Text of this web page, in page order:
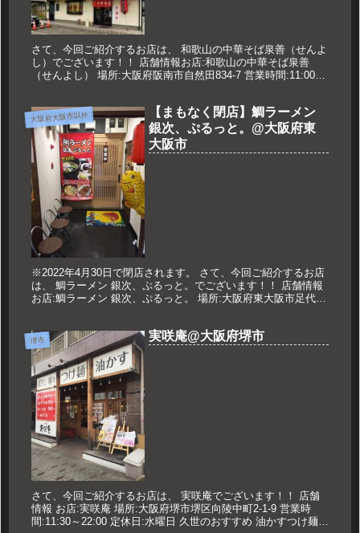
さて、今回ご紹介するお店は、 和歌山の中華そば泉善（せんよ
し）でございます！！ 店舗情報お店:和歌山の中華そば泉善
（せんよし） 場所:大阪府阪南市自然田834-7 営業時間:11:00～
大阪府大阪市以外
【まもなく閉店】鯛ラーメン
銀次、ぷるっと。@大阪府東
大阪市
※2022年4月30日で閉店されます。 さて、今回ご紹介するお店
は、 鯛ラーメン 銀次、ぷるっと。でございます！！ 店舗情報
お店:鯛ラーメン 銀次、ぷるっと。 場所:大阪府東大阪市足代北
堺市 実咲庵@大阪府堺市
さて、今回ご紹介するお店は、 実咲庵でございます！！ 店舗
情報 お店:実咲庵 場所:大阪府堺市堺区向陵中町2-1-9 営業時
間:11:30～22:00 定休日:水曜日 久世のおすすめ 油かすつけ麺